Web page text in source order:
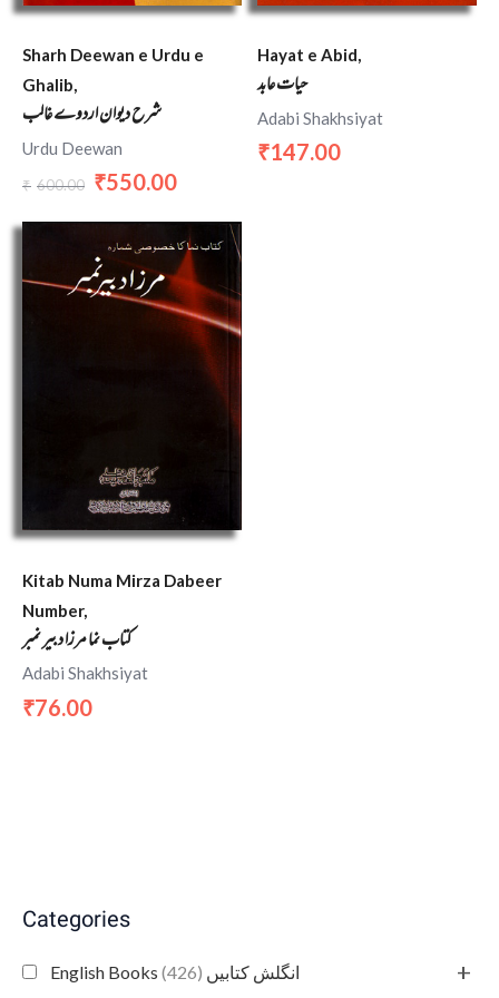
Categories
English Books انگلش کتابیں (426) +
Sharh Deewan e Urdu e
Ghalib,
شرح دیوان اردوے غالب
Urdu Deewan
₹ 600.00 ₹550.00
Hayat e Abid,
حیات عابد
Adabi Shakhsiyat
₹147.00
Kitab Numa Mirza Dabeer
Number,
کتاب نما مرزا دبیر نمبر
Adabi Shakhsiyat
₹76.00